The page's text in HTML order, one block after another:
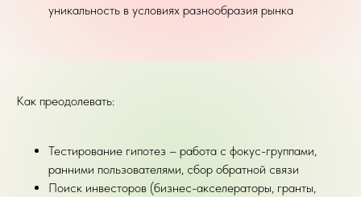
уникальность в условиях разнообразия рынка
Как преодолевать:
Тестирование гипотез – работа с фокус-группами,
ранними пользователями, сбор обратной связи
Поиск инвесторов (бизнес-акселераторы, гранты,